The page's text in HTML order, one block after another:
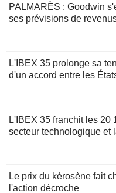
PALMARÈS : Goodwin
ses prévisions de
L'IBEX 35 prolonge sa
d'un accord entre les
L'IBEX 35 franchit les 20
secteur technologique et
Le prix du kérosène fait
l'action décroche